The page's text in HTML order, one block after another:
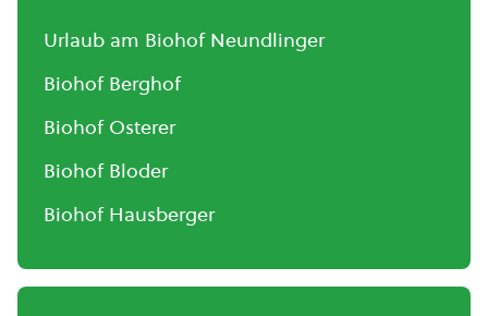
Urlaub am Biohof Neundlinger
Biohof Berghof
Biohof Osterer
Biohof Bloder
Biohof Hausberger